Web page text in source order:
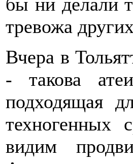
тревожа
Вчера в
- такова
подходящая
техногенных
видим